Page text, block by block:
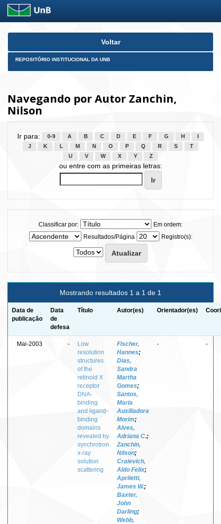
Skip
Voltar
REPOSITÓRIO INSTITUCIONAL DA UNB
Navegando por Autor Zanchin,
Nilson
Ir para: 0-9 A B C D E F G H
J
K L M N O P Q R S
T
U
V W X Y Z
ou entre com as primeiras letras:
Classificar por:
Em ordem:
Resultados/Página
Registro(s):
Mostrando resultados 1 a 1 de 1
Data de
publicação
Data
de
defesa
Título Autor(es) Orientador(es)
Mai-2003 -
Low
resolution
structures
of the
retinoid X
receptor
DNA-
binding
and ligand-
binding
domains
revealed by
synchrotron
x-ray
solution
scattering
Fischer,
Hannes;
Dias,
Sandra
Martha
Gomes;
Santos,
Maria
Auxiliadora
Morim;
Alves,
Adriana C.;
Zanchin,
Nilson;
Craievich,
Aldo Felix;
Apriletti,
James W.;
Baxter,
John
Darling;
Webb,
- -